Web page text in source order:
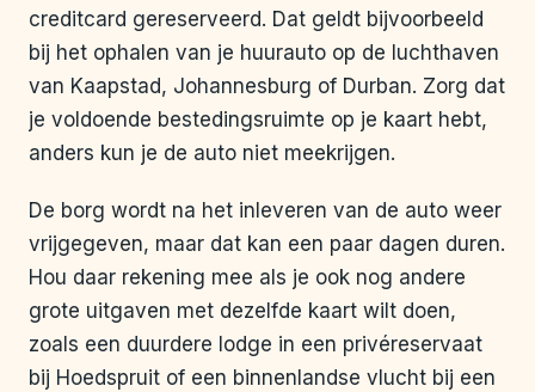
creditcard gereserveerd. Dat geldt bijvoorbeeld
bij het ophalen van je huurauto op de luchthaven
van Kaapstad, Johannesburg of Durban. Zorg dat
je voldoende bestedingsruimte op je kaart hebt,
anders kun je de auto niet meekrijgen.
De borg wordt na het inleveren van de auto weer
vrijgegeven, maar dat kan een paar dagen duren.
Hou daar rekening mee als je ook nog andere
grote uitgaven met dezelfde kaart wilt doen,
zoals een duurdere lodge in een privéreservaat
bij Hoedspruit of een binnenlandse vlucht bij een